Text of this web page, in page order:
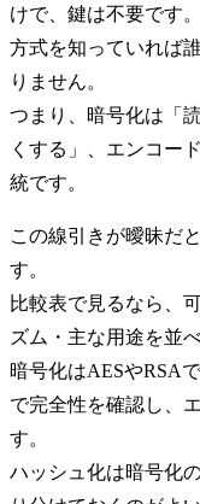
けで、鍵は不要です。
方式を知っていれば
りません。
つまり、暗号化は「
くする」、エンコー
統です。
この線引きが曖昧だ
す。
比較表で見るなら、
ズム・主な用途を並
暗号化はAESやRSA
で完全性を確認し、
す。
ハッシュ化は暗号化